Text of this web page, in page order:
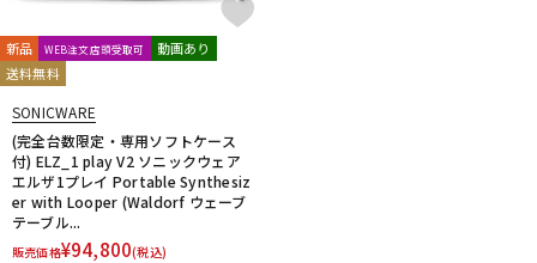
新品 WEB注文店頭受取可
動画あり
送料無料
SONICWARE
(完全台数限定・専用ソフトケース
付) ELZ_1 play V2 ソニックウェア
エルザ1プレイ Portable Synthesiz
er with Looper (Waldorf ウェーブ
テーブル...
販売価格¥94,800(税込)